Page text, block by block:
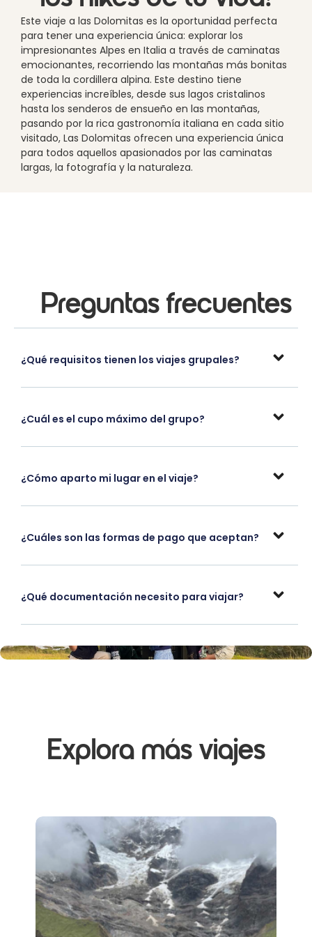
Este viaje a las Dolomitas es la oportunidad perfecta
para tener una experiencia única: explorar los
impresionantes Alpes en Italia a través de caminatas
emocionantes, recorriendo las montañas más bonitas
de toda la cordillera alpina. Este destino tiene
experiencias increíbles, desde sus lagos cristalinos
hasta los senderos de ensueño en las montañas,
pasando por la rica gastronomía italiana en cada sitio
visitado, Las Dolomitas ofrecen una experiencia única
para todos aquellos apasionados por las caminatas
largas, la fotografía y la naturaleza.
Preguntas frecuentes
¿Qué requisitos tienen los viajes grupales?
¿Cuál es el cupo máximo del grupo?
¿Cómo aparto mi lugar en el viaje?
¿Cuáles son las formas de pago que aceptan?
¿Qué documentación necesito para viajar?
Explora más viajes